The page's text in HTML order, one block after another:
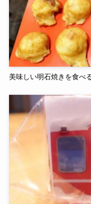
美味しい明石焼きを食べ